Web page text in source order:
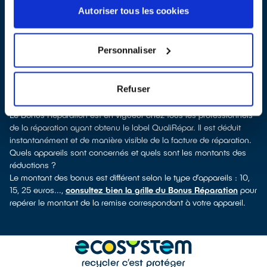
Autoriser tous les cookies
Personnaliser
Refuser
labellisés QualiRépar. En cliquant sur la fiche détaillée du
réparateur, vous verrez pour quels types d’appareils ce
électroménager, TV, smartphone, outils électriques : à chaque
famille d’appareils son réparateur spécialisé et labellisé
QualiRépar.
Comment bénéficier du Bonus Réparation à Saint-Genest-
Malifaux ?
Le Bonus Réparation est en vigueur chez tous les professionnels
de la réparation ayant obtenu le label QualiRépar. Il est déduit
instantanément et de manière visible de la facture de réparation.
Quels appareils sont concernés et quels sont les montants des
réductions ?
Le montant des bonus est différent selon le type d’appareils : 10,
15, 25 euros..., consultez bien la grille du Bonus Réparation pour
repérer le montant de la remise correspondant à votre appareil.